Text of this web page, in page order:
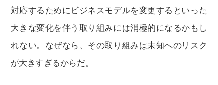
対応するためにビジネスモデルを変更するといった
大きな変化を伴う取り組みには消極的になるかもし
れない。なぜなら、その取り組みは未知へのリスク
が大きすぎるからだ。